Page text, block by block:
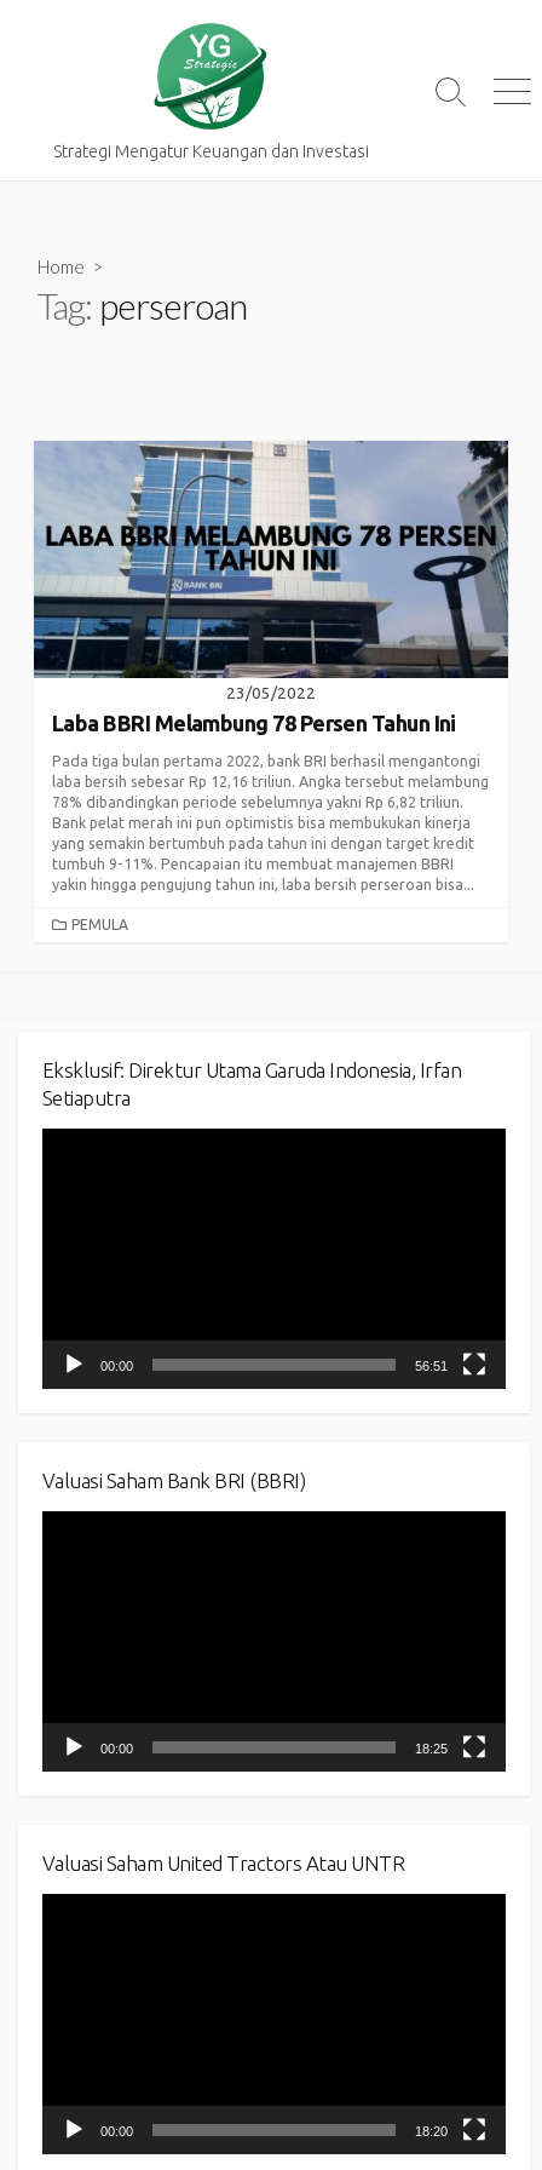
Strategi Mengatur Keuangan dan Investasi
Search
Home >
Tag: perseroan
23/05/2022
Laba BBRI Melambung 78 Persen Tahun Ini
Pada tiga bulan pertama 2022, bank BRI berhasil mengantongi
laba bersih sebesar Rp 12,16 triliun. Angka tersebut melambung
78% dibandingkan periode sebelumnya yakni Rp 6,82 triliun.
Bank pelat merah ini pun optimistis bisa membukukan kinerja
yang semakin bertumbuh pada tahun ini dengan target kredit
tumbuh 9-11%. Pencapaian itu membuat manajemen BBRI
yakin hingga pengujung tahun ini, laba bersih perseroan bisa...
CATEGORIES
PEMULA
Eksklusif: Direktur Utama Garuda Indonesia, Irfan
Setiaputra
00:00 56:51
Valuasi Saham Bank BRI (BBRI)
00:00 18:25
Valuasi Saham United Tractors Atau UNTR
00:00 18:20